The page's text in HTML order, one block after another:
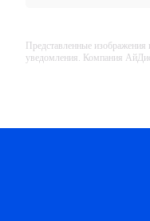
Представленные изображения
уведомления. Компания